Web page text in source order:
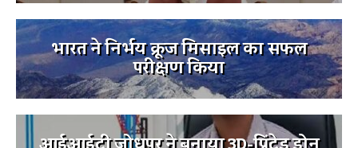
भारत ने निर्भय क्रूज मिसाइल का सफल
परीक्षण किया